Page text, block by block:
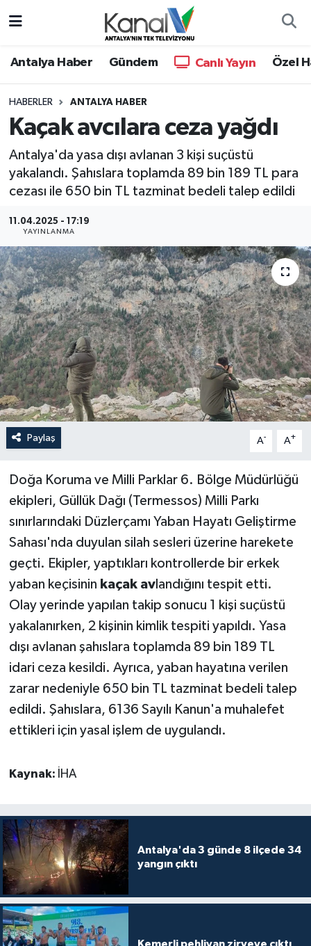
Antalya Haber Gündem Canlı Yayın Özel
HABERLER ANTALYA HABER
Kaçak avcılara ceza yağdı
Antalya'da yasa dışı avlanan 3 kişi suçüstü
yakalandı. Şahıslara toplamda 89 bin 189 TL para
cezası ile 650 bin TL tazminat bedeli talep edildi
11.04.2025 - 17:19
YAYINLANMA
Paylaş A- A+
Doğa Koruma ve Milli Parklar 6. Bölge Müdürlüğü
ekipleri, Güllük Dağı (Termessos) Milli Parkı
sınırlarındaki Düzlerçamı Yaban Hayatı Geliştirme
Sahası'nda duyulan silah sesleri üzerine harekete
geçti. Ekipler, yaptıkları kontrollerde bir erkek
yaban keçisinin kaçak avlandığını tespit etti.
Olay yerinde yapılan takip sonucu 1 kişi suçüstü
yakalanırken, 2 kişinin kimlik tespiti yapıldı. Yasa
dışı avlanan şahıslara toplamda 89 bin 189 TL
idari ceza kesildi. Ayrıca, yaban hayatına verilen
zarar nedeniyle 650 bin TL tazminat bedeli talep
edildi. Şahıslara, 6136 Sayılı Kanun'a muhalefet
ettikleri için yasal işlem de uygulandı.
Kaynak: İHA
Antalya'da 3 günde 8 ilçede 34
yangın çıktı
Antalya Haber
Dünya
Eğitim
Ekonomi
Gündem
Günün Manşetleri
Haber Kuşakları
Haberler
KANALV Spor
Kültür Sanat
Magazin
Öğle Bülteni
Sağlık
Siyaset
Sosyal medya
Spor
Teknoloji
Televizyon
Turizm
Hava Durumu
Trafik Durumu
Süper Lig Puan Durumu ve Fikstür
Tüm Manşetler
Son Dakika Haberleri
Haber Arşivi